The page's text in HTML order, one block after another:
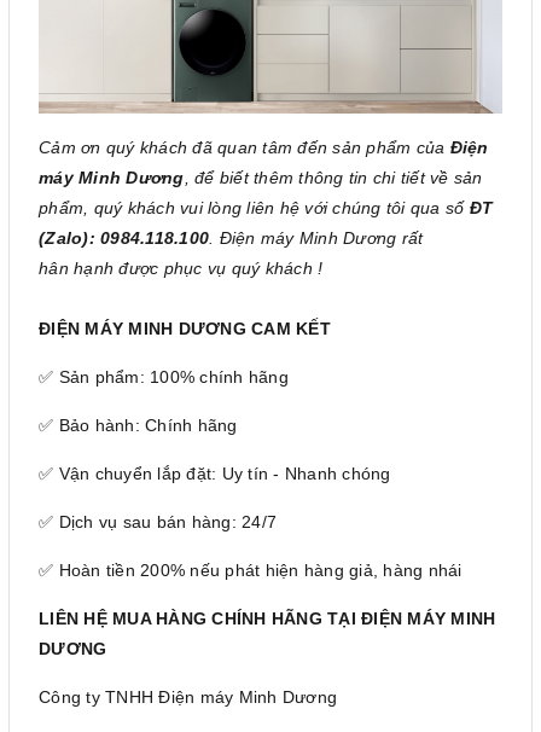
Cảm ơn quý khách đã quan tâm đến sản phẩm của Điện
máy Minh Dương, để biết thêm thông tin chi tiết về sản
phẩm, quý khách vui lòng liên hệ với chúng tôi qua số ĐT
(Zalo): 0984.118.100. Điện máy Minh Dương rất
hân hạnh được phục vụ quý khách !
ĐIỆN MÁY MINH DƯƠNG CAM KẾT
✅ Sản phẩm: 100% chính hãng
✅ Bảo hành: Chính hãng
✅ Vận chuyển lắp đặt: Uy tín - Nhanh chóng
✅ Dịch vụ sau bán hàng: 24/7
✅ Hoàn tiền 200% nếu phát hiện hàng giả, hàng nhái
LIÊN HỆ MUA HÀNG CHÍNH HÃNG TẠI ĐIỆN MÁY MINH
DƯƠNG
Công ty TNHH Điện máy Minh Dương